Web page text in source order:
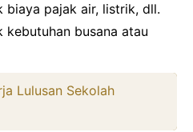
biaya pajak air, listrik, dll.
kebutuhan busana atau
Lulusan Sekolah